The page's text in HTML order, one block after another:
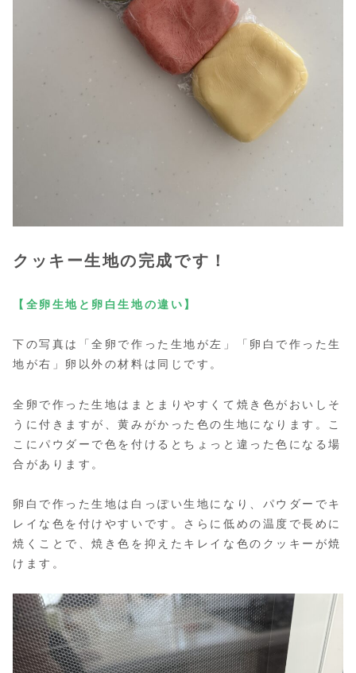
クッキー生地の完成です！
【 全卵生地と卵白生地の違い】
下の写真は「全卵で作った生地が左」「卵白で作った生
地が右」卵以外の材料は同じです。
全卵で作った生地はまとまりやすくて焼き色がおいしそ
うに付きますが、黄みがかった色の生地になります。こ
こにパウダーで色を付けるとちょっと違った色になる場
合があります。
卵白で作った生地は白っぽい生地になり、パウダーでキ
レイな色を付けやすいです。さらに低めの温度で長めに
焼くことで、焼き色を抑えたキレイな色のクッキーが焼
けます。